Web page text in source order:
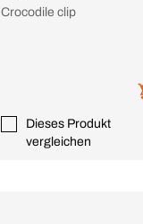
Crocodile clip
Dieses Produkt
vergleichen